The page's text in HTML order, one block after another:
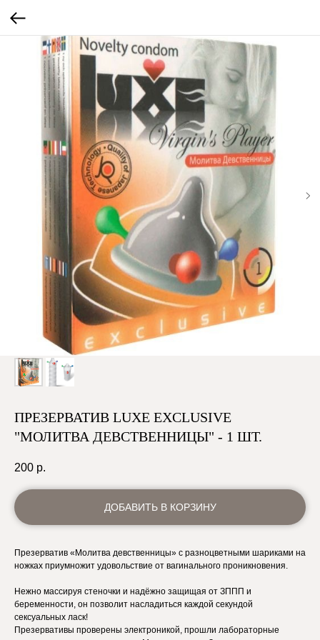
ПРЕЗЕРВАТИВ LUXE EXCLUSIVE
"МОЛИТВА ДЕВСТВЕННИЦЫ" - 1 ШТ.
200 р.
ДОБАВИТЬ В КОРЗИНУ
Презерватив «Молитва девственницы» с разноцветными шариками на
ножках приумножит удовольствие от вагинального проникновения.
Нежно массируя стеночки и надёжно защищая от ЗППП и
беременности, он позволит насладиться каждой секундой
сексуальных ласк!
Презервативы проверены электроникой, прошли лабораторные